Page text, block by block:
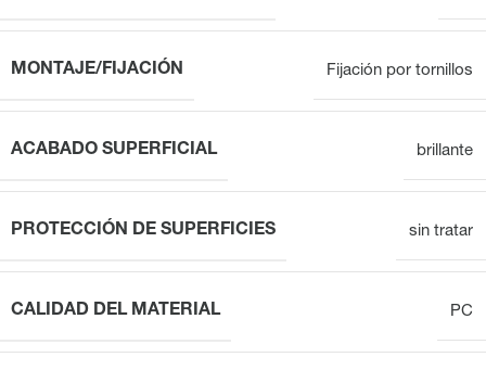
MONTAJE/FIJACIÓN Fijación por tornillos
ACABADO SUPERFICIAL brillante
PROTECCIÓN DE SUPERFICIES sin tratar
CALIDAD DEL MATERIAL PC